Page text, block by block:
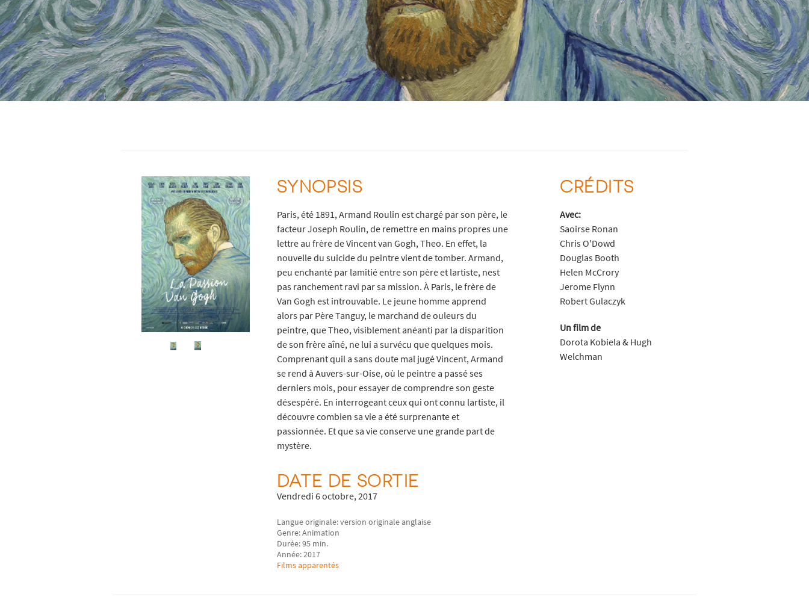
SYNOPSIS
Paris, été 1891, Armand Roulin est chargé par son père, le
facteur Joseph Roulin, de remettre en mains propres une
lettre au frère de Vincent van Gogh, Theo. En effet, la
nouvelle du suicide du peintre vient de tomber. Armand,
peu enchanté par lamitié entre son père et lartiste, nest
pas ranchement ravi par sa mission. À Paris, le frère de
Van Gogh est introuvable. Le jeune homme apprend
alors par Père Tanguy, le marchand de ouleurs du
peintre, que Theo, visiblement anéanti par la disparition
de son frère aîné, ne lui a survécu que quelques mois.
Comprenant quil a sans doute mal jugé Vincent, Armand
se rend à Auvers-sur-Oise, où le peintre a passé ses
derniers mois, pour essayer de comprendre son geste
désespéré. En interrogeant ceux qui ont connu lartiste, il
découvre combien sa vie a été surprenante et
passionnée. Et que sa vie conserve une grande part de
mystère.
DATE DE SORTIE
Vendredi 6 octobre, 2017
Langue originale: version originale anglaise
Genre: Animation
Durée: 95 min.
Année: 2017
Films apparentés
CRÉDITS
Avec:
Saoirse Ronan
Chris O'Dowd
Douglas Booth
Helen McCrory
Jerome Flynn
Robert Gulaczyk
Un film de
Dorota Kobiela & Hugh
Welchman